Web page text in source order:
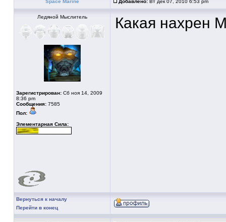
Space Marine Добавлено: Вт дек 07, 2010 6:53 pm
Ледяной Мыслитель
Зарегистрирован: Сб ноя 14, 2009
8:36 pm
Сообщения: 7585
Пол:
Элементарная Сила:
Какая нахрен
Вернуться к началу
Перейти в конец